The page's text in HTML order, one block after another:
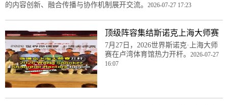
的内容创新、融合传播与协作机制展开交流。 2026-07-27 17:23
顶级阵容集结斯诺克上海大师赛
7月27日，2026世界斯诺克·上海大师
赛在卢湾体育馆热力开杆。 2026-07-27
16:07